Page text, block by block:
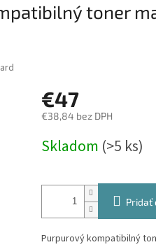
toner
€47
€38,84 bez DPH
cena:
Skladom (>5 ks)
Pridať
Purpurový kompatibilný